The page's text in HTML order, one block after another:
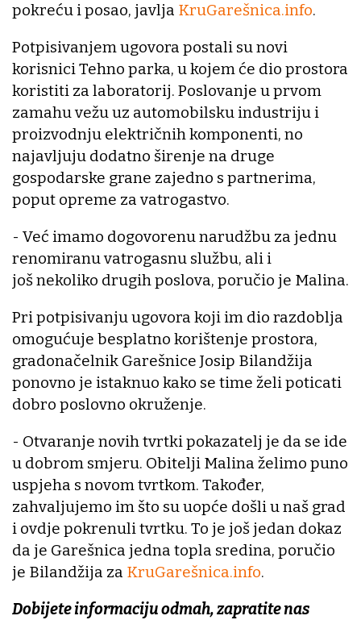
pokreću i posao, javlja KruGarešnica.info.
Potpisivanjem ugovora postali su novi
korisnici Tehno parka, u kojem će dio prostora
koristiti za laboratorij. Poslovanje u prvom
zamahu vežu uz automobilsku industriju i
proizvodnju električnih komponenti, no
najavljuju dodatno širenje na druge
gospodarske grane zajedno s partnerima,
poput opreme za vatrogastvo.
- Već imamo dogovorenu narudžbu za jednu
renomiranu vatrogasnu službu, ali i
još nekoliko drugih poslova, poručio je Malina.
Pri potpisivanju ugovora koji im dio razdoblja
omogućuje besplatno korištenje prostora,
gradonačelnik Garešnice Josip Bilandžija
ponovno je istaknuo kako se time želi poticati
dobro poslovno okruženje.
- Otvaranje novih tvrtki pokazatelj je da se ide
u dobrom smjeru. Obitelji Malina želimo puno
uspjeha s novom tvrtkom. Također,
zahvaljujemo im što su uopće došli u naš grad
i ovdje pokrenuli tvrtku. To je još jedan dokaz
da je Garešnica jedna topla sredina, poručio
je Bilandžija za KruGarešnica.info.
Dobijete informaciju odmah, zapratite nas